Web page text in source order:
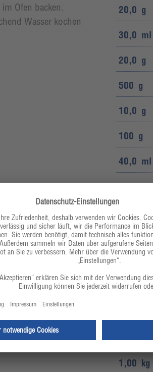
20,0 g
30,0 ml
20,0 g
500 g
10,0 g
100 g
40,0 ml
100 ml
150
500 ml
10,0
10,0 g
50,0 g
1,00 kg
Ofen backen.
Wasser kochen